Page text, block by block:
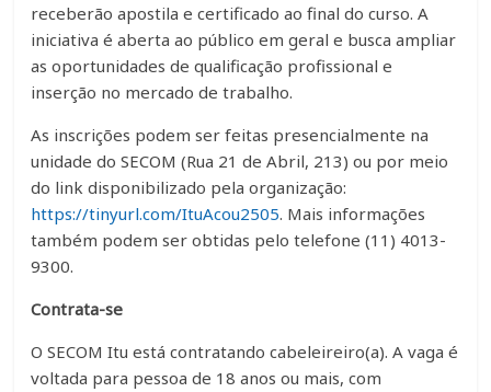
receberão apostila e certificado ao final do curso. A
iniciativa é aberta ao público em geral e busca ampliar
as oportunidades de qualificação profissional e
inserção no mercado de trabalho.
As inscrições podem ser feitas presencialmente na
unidade do SECOM (Rua 21 de Abril, 213) ou por meio
do link disponibilizado pela organização:
https://tinyurl.com/ItuAcou2505. Mais informações
também podem ser obtidas pelo telefone (11) 4013-
9300.
Contrata-se
O SECOM Itu está contratando cabeleireiro(a). A vaga é
voltada para pessoa de 18 anos ou mais, com